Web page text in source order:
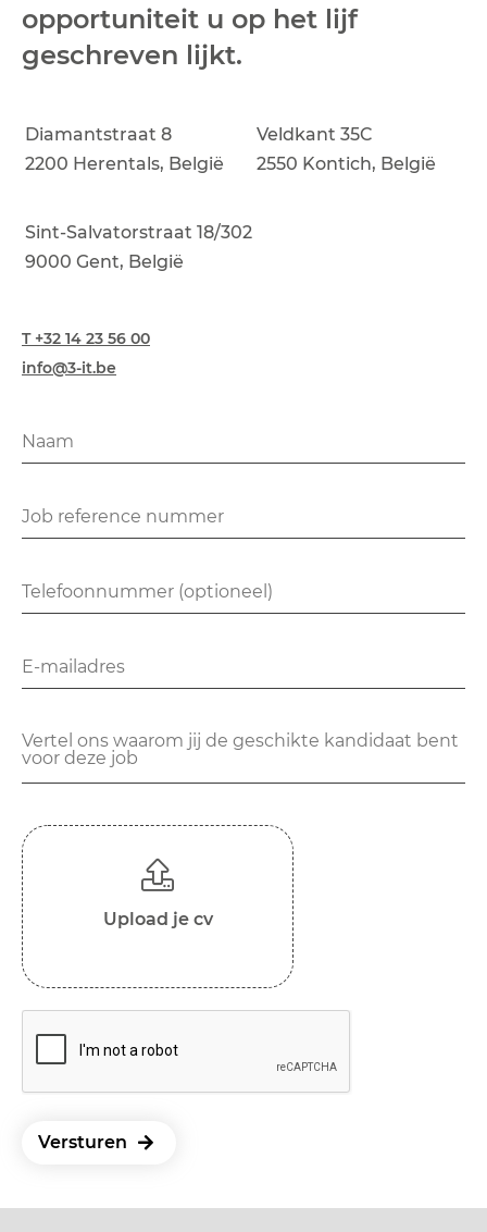
opportuniteit u op het lijf
geschreven lijkt.
Diamantstraat 8
2200 Herentals, België
Veldkant 35C
2550 Kontich, België
Sint-Salvatorstraat 18/302
9000 Gent, België
T +32 14 23 56 00
info@3-it.be
Upload je cv
Versturen